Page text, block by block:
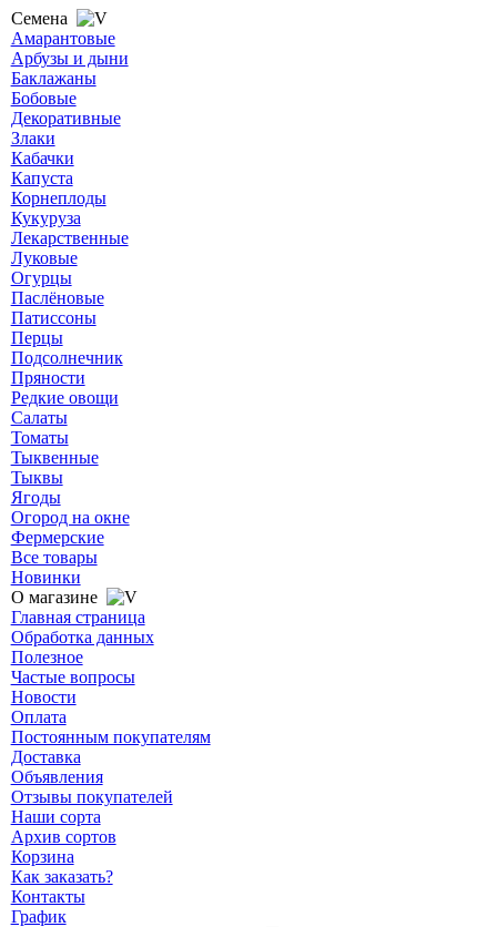
Семена
Амарантовые
Арбузы и дыни
Баклажаны
Бобовые
Декоративные
Злаки
Кабачки
Капуста
Корнеплоды
Кукуруза
Лекарственные
Луковые
Огурцы
Паслёновые
Патиссоны
Перцы
Подсолнечник
Пряности
Редкие овощи
Салаты
Томаты
Тыквенные
Тыквы
Ягоды
Огород на окне
Фермерские
Все товары
Новинки
О магазине
Главная страница
Обработка данных
Полезное
Частые вопросы
Новости
Оплата
Постоянным покупателям
Доставка
Объявления
Отзывы покупателей
Наши сорта
Архив сортов
Корзина
Как заказать?
Контакты
График